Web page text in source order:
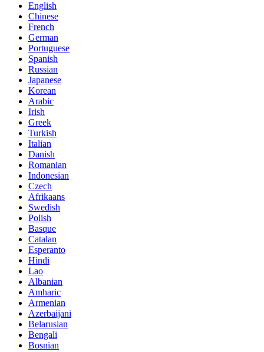
English
Chinese
French
German
Portuguese
Spanish
Russian
Japanese
Korean
Arabic
Irish
Greek
Turkish
Italian
Danish
Romanian
Indonesian
Czech
Afrikaans
Swedish
Polish
Basque
Catalan
Esperanto
Hindi
Lao
Albanian
Amharic
Armenian
Azerbaijani
Belarusian
Bengali
Bosnian